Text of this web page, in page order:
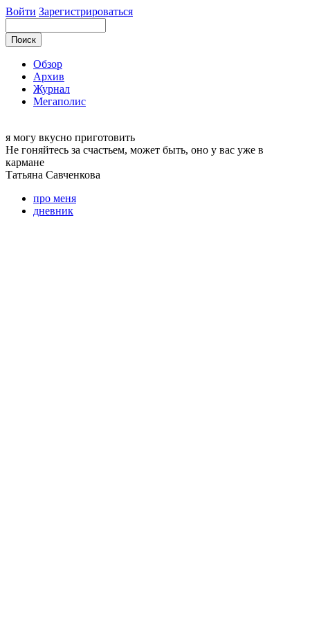
Войти Зарегистрироваться
Обзор
Архив
Журнал
Мегаполис
я могу вкусно приготовить
Не гоняйтесь за счастьем, может быть, оно у вас уже в
кармане
Татьяна Савченкова
про меня
дневник